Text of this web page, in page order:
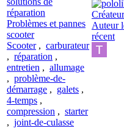
réparation
Problèmes et pannes
scooter
Scooter, carburateur
, réparation ,
entretien , allumage
, problème-de-
démarrage , galets ,
4-temps ,
compression , starter
, joint-de-culasse